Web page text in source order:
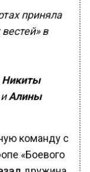
в
иАлины
«Боевого